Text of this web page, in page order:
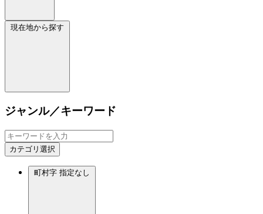
現在地から探す
ジャンル／キーワード
カテゴリ選択
町村字 指定なし